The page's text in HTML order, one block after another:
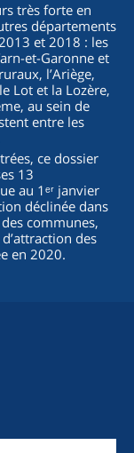
très forte en
départements
et 2018 : les
et-Garonne et
l’Ariège,
Lot et la Lozère,
au sein de
entre les
ce dossier
13
au 1ᵉʳ janvier
déclinée dans
communes,
des
en 2020.